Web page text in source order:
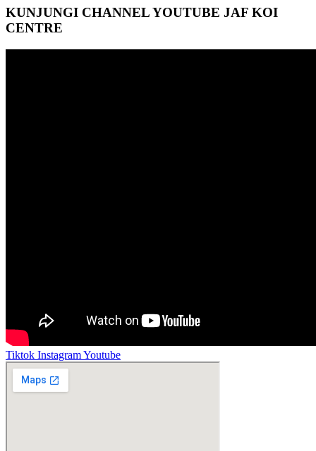
KUNJUNGI CHANNEL YOUTUBE JAF KOI
CENTRE
Tiktok InstagramYoutube